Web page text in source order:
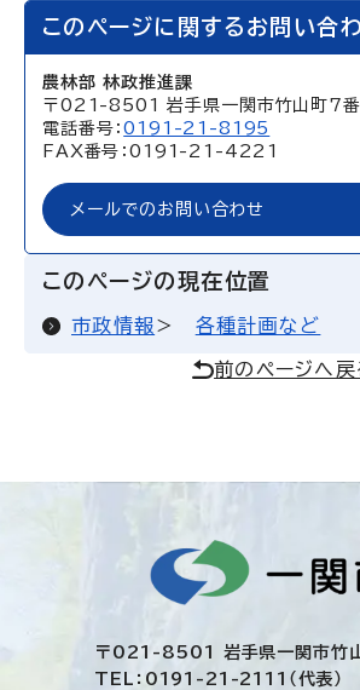
このページに関するお問い合
農林部 林政推進課
〒021-8501 岩手県一関市竹山町7
電話番号：0191-21-8195
FAX番号：0191-21-4221
メールでのお問い合わせ
このページの現在位置
市政情報 各種計画など
前のページへ戻
〒021-8501 岩手県一関市竹
TEL：0191-21-2111（代表）